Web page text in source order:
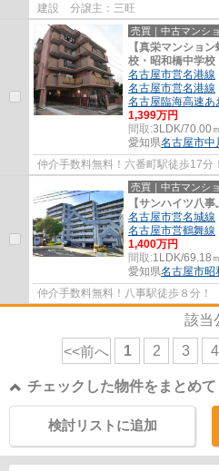
建設 分譲主：三旺
売買｜中古マンシ
【真栄マンショ
校・昭和橋中学校
名古屋市営名港線
名古屋市営名港線
名古屋臨海高速あ
1,399万円
間取:3LDK/70.00
愛知県名古屋市中
仲介手数料無料！六番町駅徒歩17分
売買｜中古マンシ
【サンハイツ八
名古屋市営名城線
名古屋市営鶴舞線
1,400万円
間取:1LDK/69.18
愛知県名古屋市昭
仲介手数料無料！八事駅徒歩８分！
該当
<<前へ 1 2 3 4
チェックした物件をまとめて
検討リストに追加